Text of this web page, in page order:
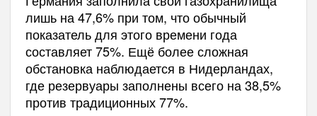
лишь на 47,6% при том, что обычный
показатель для этого времени года
составляет 75%. Ещё более сложная
обстановка наблюдается в Нидерландах,
где резервуары заполнены всего на 38,5%
против традиционных 77%.